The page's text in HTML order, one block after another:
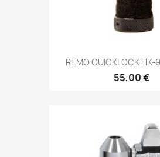
REMO QUICKLOCK
55,00 €